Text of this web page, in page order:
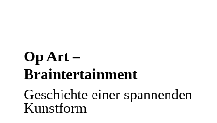
Op Art –
Braintertainment
Geschichte einer spannenden
Kunstform